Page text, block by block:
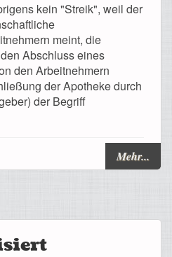
kein "Streik", weil der
meint, die
Abschluss eines
den Arbeitnehmern
der Apotheke durch
der Begriff
Mehr...